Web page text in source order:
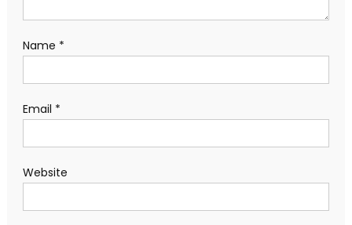
Name *
Email *
Website